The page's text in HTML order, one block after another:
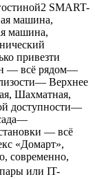
SMART-
машина,
машина,
привезти
— всё рядом—
Верхнее
Шахматная,
доступности—
— всё
«Домарт»,
современно,
пары или IT-